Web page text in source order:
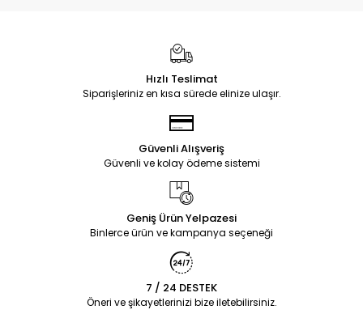
Hızlı Teslimat
Siparişleriniz en kısa sürede elinize ulaşır.
Güvenli Alışveriş
Güvenli ve kolay ödeme sistemi
Geniş Ürün Yelpazesi
Binlerce ürün ve kampanya seçeneği
7 / 24 DESTEK
Öneri ve şikayetlerinizi bize iletebilirsiniz.